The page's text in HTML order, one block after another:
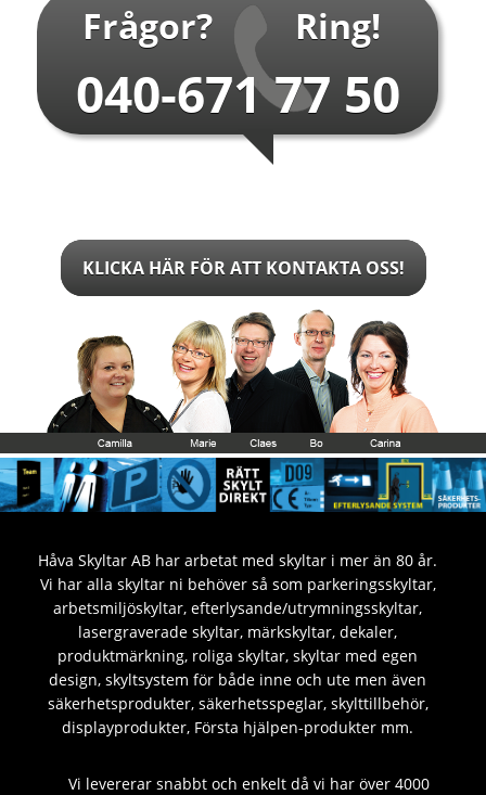
Frågor? Ring!
040-671 77 50
KLICKA HÄR FÖR ATT KONTAKTA OSS!
Håva Skyltar AB har arbetat med skyltar i mer än 80 år.
Vi har alla skyltar ni behöver så som parkeringsskyltar,
arbetsmiljöskyltar, efterlysande/utrymningsskyltar,
lasergraverade skyltar, märkskyltar, dekaler,
produktmärkning, roliga skyltar, skyltar med egen
design, skyltsystem för både inne och ute men även
säkerhetsprodukter, säkerhetsspeglar, skylttillbehör,
displayprodukter, Första hjälpen-produkter mm.
Vi levererar snabbt och enkelt då vi har över 4000